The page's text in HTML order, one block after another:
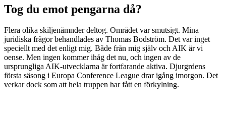
Tog du emot pengarna då?
Flera olika skiljenämnder deltog. Området var smutsigt. Mina
juridiska frågor behandlades av Thomas Bodström. Det var inget
speciellt med det enligt mig. Både från mig själv och AIK är vi
oense. Men ingen kommer ihåg det nu, och ingen av de
ursprungliga AIK-utvecklarna är fortfarande aktiva. Djurgrdens
första säsong i Europa Conference League drar igång imorgon. Det
verkar dock som att hela truppen har fått en förkylning.